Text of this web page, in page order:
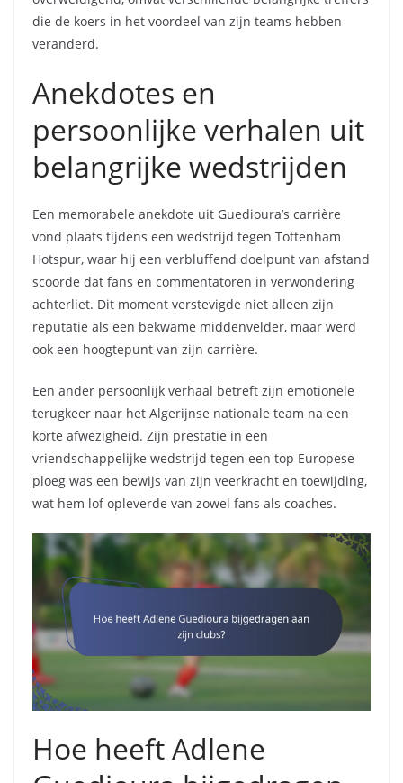
die de koers in het voordeel van zijn teams hebben
veranderd.
Anekdotes en
persoonlijke verhalen uit
belangrijke wedstrijden
Een memorabele anekdote uit Guedioura’s carrière
vond plaats tijdens een wedstrijd tegen Tottenham
Hotspur, waar hij een verbluffend doelpunt van afstand
scoorde dat fans en commentatoren in verwondering
achterliet. Dit moment verstevigde niet alleen zijn
reputatie als een bekwame middenvelder, maar werd
ook een hoogtepunt van zijn carrière.
Een ander persoonlijk verhaal betreft zijn emotionele
terugkeer naar het Algerijnse nationale team na een
korte afwezigheid. Zijn prestatie in een
vriendschappelijke wedstrijd tegen een top Europese
ploeg was een bewijs van zijn veerkracht en toewijding,
wat hem lof opleverde van zowel fans als coaches.
Hoe heeft Adlene